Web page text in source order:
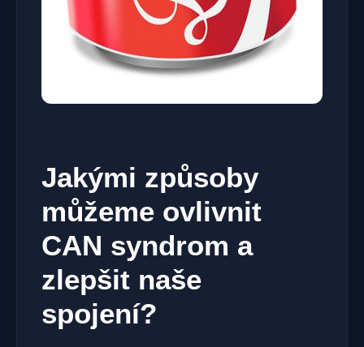
Jakými​ způsoby
můžeme ⁤ovlivnit
CAN‌ syndrom a
zlepšit naše
spojení?